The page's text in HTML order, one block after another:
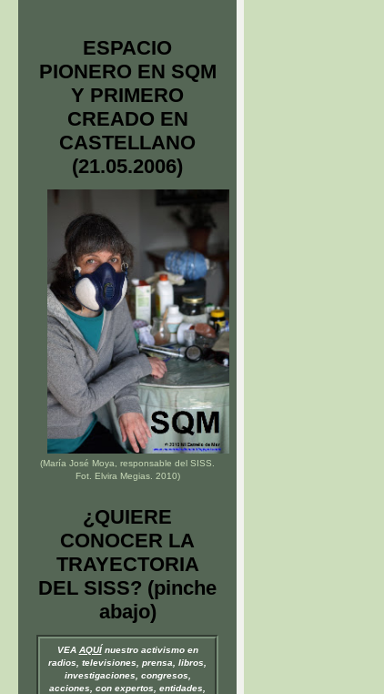
ESPACIO
PIONERO EN SQM
Y PRIMERO
CREADO EN
CASTELLANO
(21.05.2006)
(María José Moya, responsable del SISS
Fot. Elvira Megias. 2010)
¿QUIERE
CONOCER LA
TRAYECTORIA
DEL SISS? (pinche
abajo)
VEA AQUÍnuestro activismo en
radios, televisiones, prensa, libros,
investigaciones, congresos,
acciones, con expertos, entidades,